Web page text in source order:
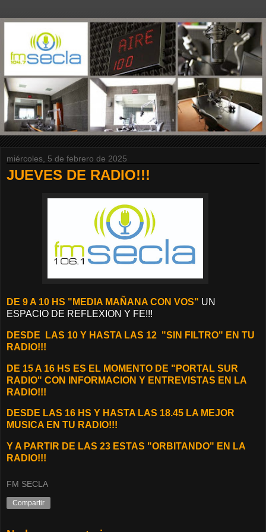
miércoles, 5 de febrero de 2025
JUEVES DE RADIO!!!
DE 9 A 10 HS "MEDIA MAÑANA CON VOS" UN
ESPACIO DE REFLEXION Y FE!!!
DESDE
LAS 10 Y HASTA LAS 12 "SIN FILTRO" EN TU
RADIO!!!
DE 15 A 16 HS ES EL MOMENTO DE "PORTAL SUR
RADIO" CON INFORMACION Y ENTREVISTAS EN LA
RADIO!!!
DESDE LAS 16 HS Y HASTA LAS 18.45 LA MEJOR
MUSICA EN TU RADIO!!!
Y A PARTIR DE LAS 23 ESTAS "ORBITANDO" EN LA
RADIO!!!
FM SECLA
Compartir